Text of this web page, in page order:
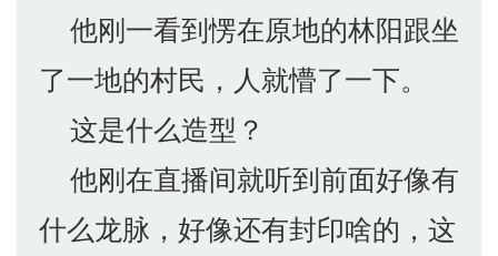
他刚一看到愣在原地的林阳跟坐
了一地的村民，人就懵了一下。
这是什么造型？
他刚在直播间就听到前面好像有
什么龙脉，好像还有封印啥的，这